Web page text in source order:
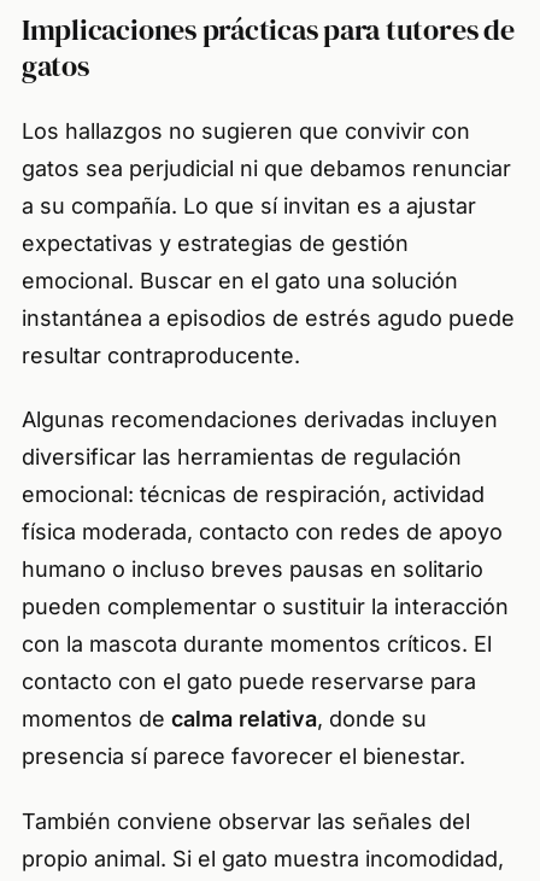
Implicaciones prácticas para tutores de
gatos
Los hallazgos no sugieren que convivir con
gatos sea perjudicial ni que debamos renunciar
a su compañía. Lo que sí invitan es a ajustar
expectativas y estrategias de gestión
emocional. Buscar en el gato una solución
instantánea a episodios de estrés agudo puede
resultar contraproducente.
Algunas recomendaciones derivadas incluyen
diversificar las herramientas de regulación
emocional: técnicas de respiración, actividad
física moderada, contacto con redes de apoyo
humano o incluso breves pausas en solitario
pueden complementar o sustituir la interacción
con la mascota durante momentos críticos. El
contacto con el gato puede reservarse para
momentos de calma relativa, donde su
presencia sí parece favorecer el bienestar.
También conviene observar las señales del
propio animal. Si el gato muestra incomodidad,